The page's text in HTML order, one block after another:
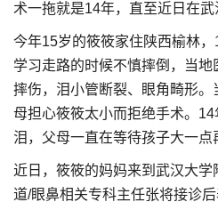
术一拖就是14年，直至近日在武
今年15岁的筱筱家住陕西榆林
学习走路的时候不慎摔倒，当
摔伤，泪小管断裂、眼角畸形
母担心筱筱太小而拒绝手术。
泪，父母一直在等待孩子大一点
近日，筱筱的妈妈来到武汉大
道/眼鼻相关专科主任张将接诊